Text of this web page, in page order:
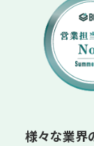
様々な業界